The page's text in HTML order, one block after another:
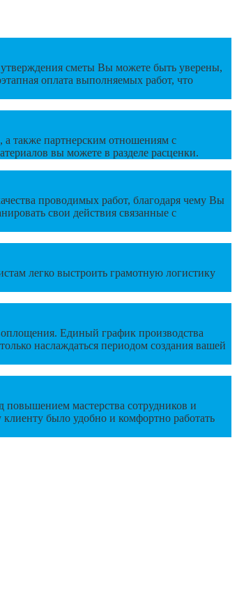
сметы Вы можете быть уверены,
оплата выполняемых работ, что
а также партнерским отношениям с
вы можете в разделе расценки.
проводимых работ, благодаря чему Вы
свои действия связанные с
легко выстроить грамотную логистику
Единый график производства
наслаждаться периодом создания вашей
мастерства сотрудников и
было удобно и комфортно работать